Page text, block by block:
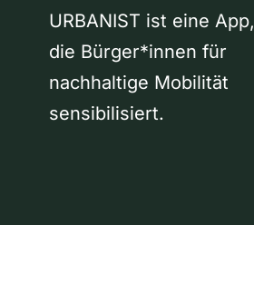
URBANIST ist eine App,
die Bürger*innen für
nachhaltige Mobilität
sensibilisiert.